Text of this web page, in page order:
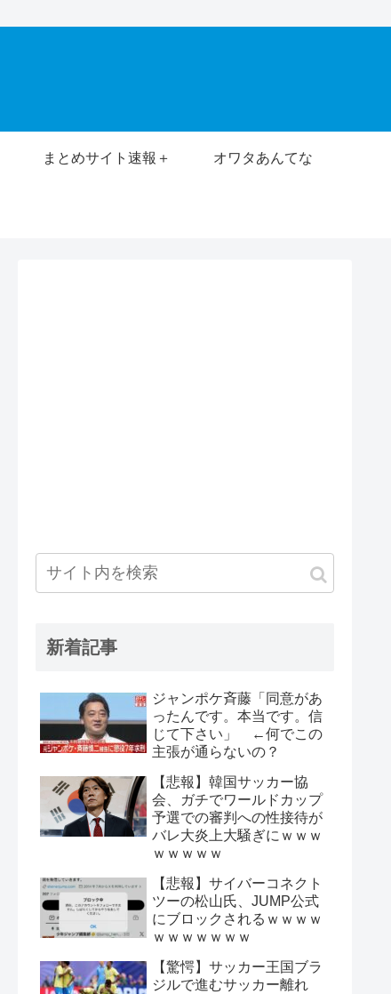
まとめサイト速報＋ オワタあんてな
新着記事
ジャンポケ斉藤「同意があ
ったんです。本当です。信
じて下さい」 ←何でこの
主張が通らないの？
【悲報】韓国サッカー協
会、ガチでワールドカップ
予選での審判への性接待が
バレ大炎上大騒ぎにｗｗｗ
ｗｗｗｗｗ
【悲報】サイバーコネクト
ツーの松山氏、JUMP公式
にブロックされるｗｗｗｗ
ｗｗｗｗｗｗｗ
【驚愕】サッカー王国ブラ
ジルで進むサッカー離れ